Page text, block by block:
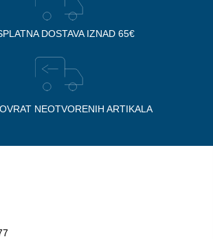
DOSTAVA IZNAD 65€
NEOTVORENIH ARTIKALA